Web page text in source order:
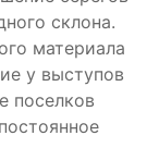
склона.
материала
у выступов
поселков